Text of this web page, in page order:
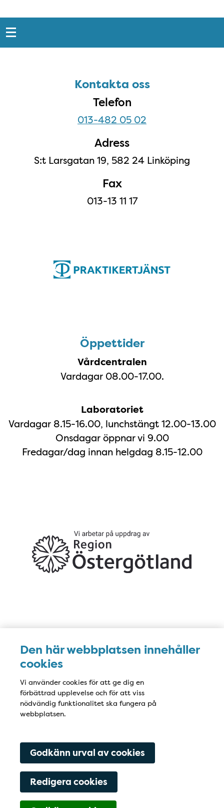
Den här webbplatsen innehåller
cookies
Vi använder cookies för att ge dig en
förbättrad upplevelse och för att viss
nödvändig funktionalitet ska fungera på
webbplatsen.
Godkänn urval av cookies
Redigera cookies
Snabblänkar
Kontakta ossKontakta oss
Telefon
013-482 05 02
Adress
S:t Larsgatan 19, 582 24 Linköping
Fax
013-13 11 17
Öppettider
Vårdcentralen
Vardagar 08.00-17.00.
Laboratoriet
Vardagar 8.15-16.00, lunchstängt 12.00-13.00
Onsdagar öppnar vi 9.00
Fredagar/dag innan helgdag 8.15-12.00
Karta